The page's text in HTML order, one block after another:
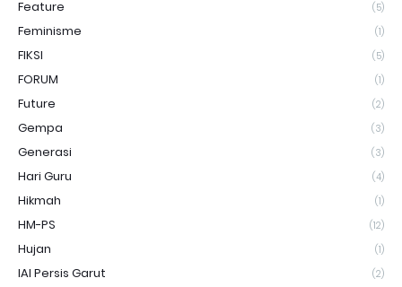
Feature (5)
Feminisme (1)
FIKSI (5)
FORUM (1)
Future (2)
Gempa (3)
Generasi (3)
Hari Guru (4)
Hikmah (1)
HM-PS (12)
Hujan (1)
IAI Persis Garut (2)